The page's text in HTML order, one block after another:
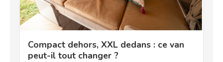
Compact dehors, XXL dedans : ce van
peut-il tout changer ?